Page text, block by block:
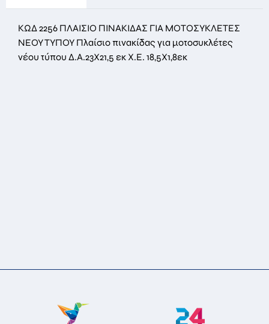
ΚΩΔ 2256 ΠΛΑΙΣΙΟ ΠΙΝΑΚΙΔΑΣ ΓΙΑ ΜΟΤΟΣΥΚΛΕΤΕΣ
ΝΕΟΥ ΤΥΠΟΥ Πλαίσιο πινακίδας για μοτοσυκλέτες
νέου τύπου Δ.Α.23X21,5 εκ Χ.Ε. 18,5X1,8εκ